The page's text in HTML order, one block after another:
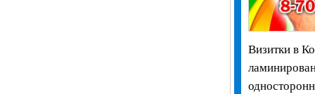
Визитки в